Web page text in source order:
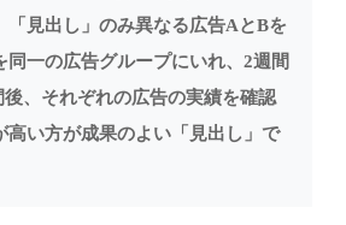
「見出し」のみ異なる広告AとBを
同一の広告グループにいれ、2週間
、それぞれの広告の実績を確認
高い方が成果のよい「見出し」で